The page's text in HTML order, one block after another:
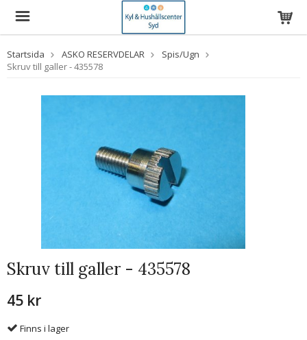
Startsida ASKO RESERVDELAR
Spis/Ugn
Skruv till galler - 435578
Skruv till galler - 435578
45 kr
Finns i lager